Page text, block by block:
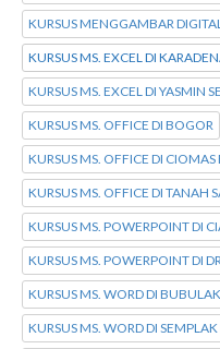
KURSUS MENGGAMBAR
KURSUS MS. EXCEL DI
KURSUS MS. EXCEL DI YASMIN
KURSUS MS. OFFICE DI BOGOR
KURSUS MS. OFFICE DI
KURSUS MS. OFFICE DI TANAH
KURSUS MS. POWERPOINT DI
KURSUS MS. POWERPOINT DI
KURSUS MS. WORD DI
KURSUS MS. WORD DI